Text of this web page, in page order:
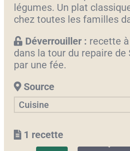
légumes. Un plat
chez toutes les familles
Déverrouiller : recette
dans la tour du repaire
par une fée.
Source
Cuisine
1 recette